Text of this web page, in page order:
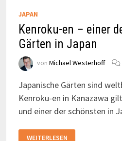
JAPAN
Kenroku-en – einer
Gärten in Japan
von Michael Westerhoff
Japanische Gärten sind
Kenroku-en in Kanazawa
und einer der schönsten in
WEITERLESEN